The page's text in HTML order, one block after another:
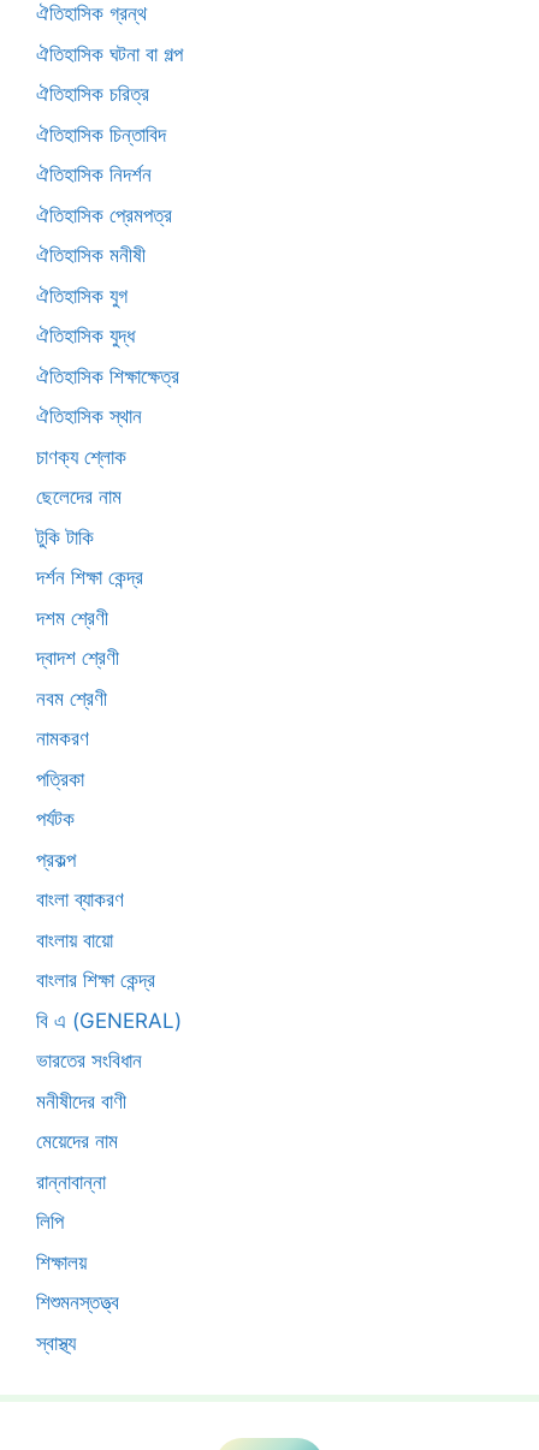
ঐতিহাসিক গ্রন্থ
ঐতিহাসিক ঘটনা বা গল্প
ঐতিহাসিক চরিত্র
ঐতিহাসিক চিন্তাবিদ
ঐতিহাসিক নিদর্শন
ঐতিহাসিক প্রেমপত্র
ঐতিহাসিক মনীষী
ঐতিহাসিক যুগ
ঐতিহাসিক যুদ্ধ
ঐতিহাসিক শিক্ষাক্ষেত্র
ঐতিহাসিক স্থান
চাণক্য শ্লোক
ছেলেদের নাম
টুকি টাকি
দর্শন শিক্ষা কেন্দ্র
দশম শ্রেণী
দ্বাদশ শ্রেণী
নবম শ্রেণী
নামকরণ
পত্রিকা
পর্যটক
প্রকল্প
বাংলা ব্যাকরণ
বাংলায় বায়ো
বাংলার শিক্ষা কেন্দ্র
বি এ (GENERAL)
ভারতের সংবিধান
মনীষীদের বাণী
মেয়েদের নাম
রান্নাবান্না
লিপি
শিক্ষালয়
শিশুমনস্তত্ত্ব
স্বাস্থ্য